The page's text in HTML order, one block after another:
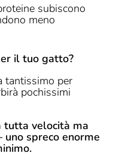
subiscono
meno
il tuo gatto?
tantissimo per
pochissimi
tutta velocità ma
spreco enorme